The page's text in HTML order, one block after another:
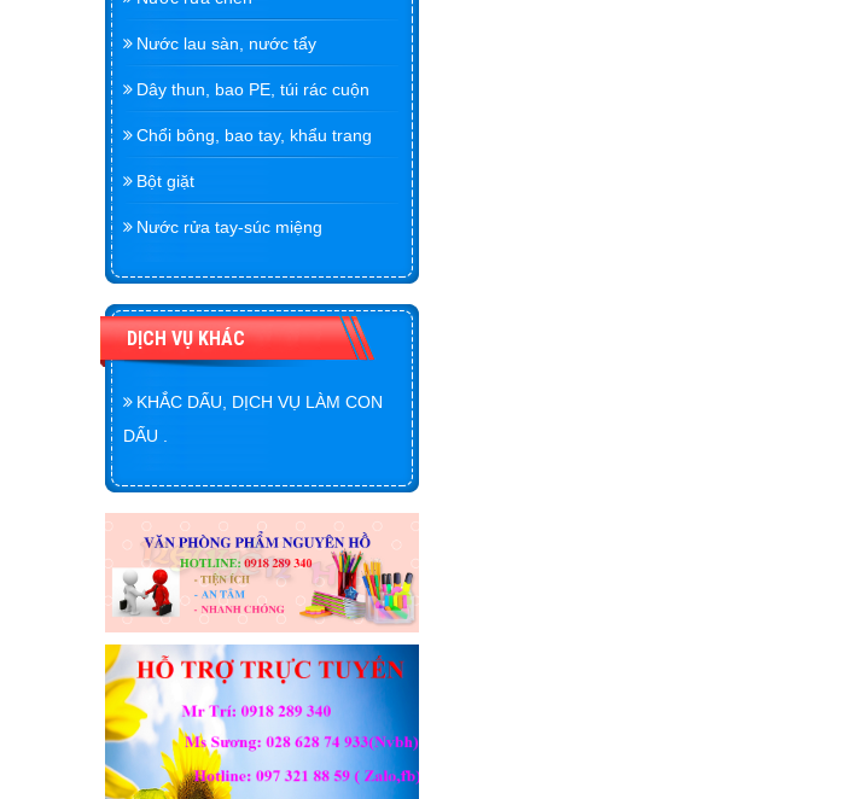
Nước lau sàn, nước tẩy
Dây thun, bao PE, túi rác cuộn
Chổi bông, bao tay, khẩu trang
Bột giặt
Nước rửa tay-súc miệng
DỊCH VỤ KHÁC
KHẮC DẤU, DỊCH VỤ LÀM CON
DẤU .